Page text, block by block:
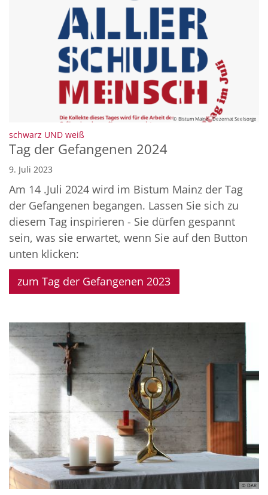
© Bistum Mainz - Dezernat Seelsorge
schwarz UND weiß
Tag der Gefangenen 2024
9. Juli 2023
Am 14 .Juli 2024 wird im Bistum Mainz der Tag
der Gefangenen begangen. Lassen Sie sich zu
diesem Tag inspirieren - Sie dürfen gespannt
sein, was sie erwartet, wenn Sie auf den Button
unten klicken:
zum Tag der Gefangenen 2023
© DAR